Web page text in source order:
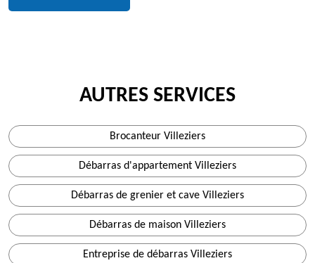
AUTRES SERVICES
Brocanteur Villeziers
Débarras d'appartement Villeziers
Débarras de grenier et cave Villeziers
Débarras de maison Villeziers
Entreprise de débarras Villeziers